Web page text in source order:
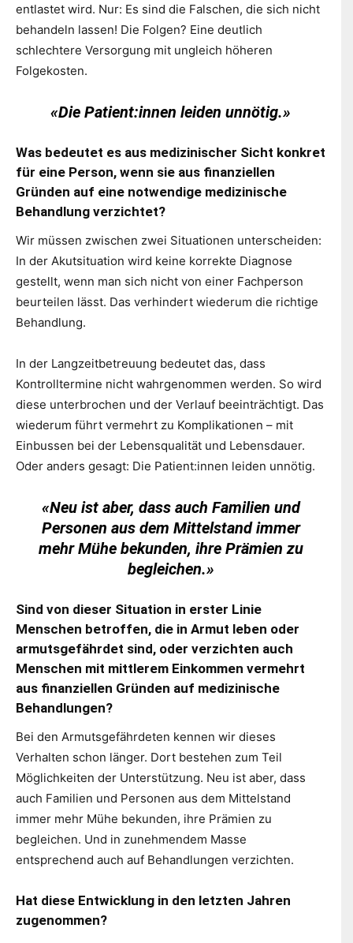
entlastet wird. Nur: Es sind die Falschen, die sich nicht
behandeln lassen! Die Folgen? Eine deutlich
schlechtere Versorgung mit ungleich höheren
Folgekosten.
«Die Patient:innen leiden unnötig.»
Was bedeutet es aus medizinischer Sicht konkret
für eine Person, wenn sie aus finanziellen
Gründen auf eine notwendige medizinische
Behandlung verzichtet?
Wir müssen zwischen zwei Situationen unterscheiden:
In der Akutsituation wird keine korrekte Diagnose
gestellt, wenn man sich nicht von einer Fachperson
beurteilen lässt. Das verhindert wiederum die richtige
Behandlung.
In der Langzeitbetreuung bedeutet das, dass
Kontrolltermine nicht wahrgenommen werden. So wird
diese unterbrochen und der Verlauf beeinträchtigt. Das
wiederum führt vermehrt zu Komplikationen – mit
Einbussen bei der Lebensqualität und Lebensdauer.
Oder anders gesagt: Die Patient:innen leiden unnötig.
«Neu ist aber, dass auch Familien und
Personen aus dem Mittelstand immer
mehr Mühe bekunden, ihre Prämien zu
begleichen.»
Sind von dieser Situation in erster Linie
Menschen betroffen, die in Armut leben oder
armutsgefährdet sind, oder verzichten auch
Menschen mit mittlerem Einkommen vermehrt
aus finanziellen Gründen auf medizinische
Behandlungen?
Bei den Armutsgefährdeten kennen wir dieses
Verhalten schon länger. Dort bestehen zum Teil
Möglichkeiten der Unterstützung. Neu ist aber, dass
auch Familien und Personen aus dem Mittelstand
immer mehr Mühe bekunden, ihre Prämien zu
begleichen. Und in zunehmendem Masse
entsprechend auch auf Behandlungen verzichten.
Hat diese Entwicklung in den letzten Jahren
zugenommen?